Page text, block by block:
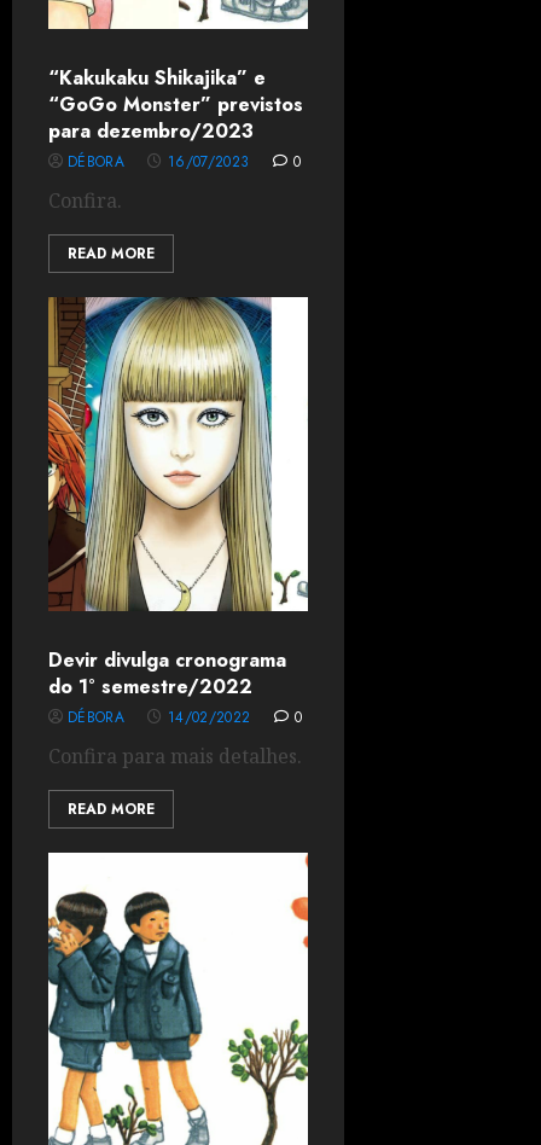
“Kakukaku Shikajika” e
“GoGo Monster” previstos
para dezembro/2023
DÉBORA 16/07/2023 0
Confira.
READ MORE
Devir divulga cronograma
do 1° semestre/2022
DÉBORA 14/02/2022 0
Confira para mais detalhes.
READ MORE